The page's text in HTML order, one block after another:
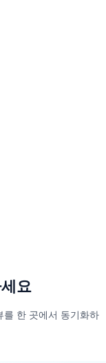
요
를 한 곳에서 동기화하